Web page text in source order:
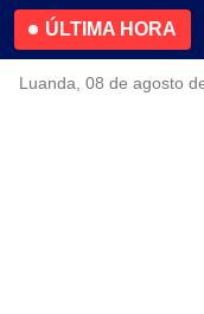
ÚLTIMA HORA
4.2% no
Luanda, 08 de agosto